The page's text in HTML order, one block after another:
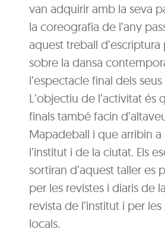
van adquirir amb la seva
la coreografia de l’any
aquest treball
sobre la dansa
l’espectacle final dels
L’objectiu de l’activitat és
finals també facin
Mapadeball i que arribin a
l’institut i de la ciutat. Els
sortiran d’aquest taller es
per les revistes i diaris de
revista de l’institut i per
locals.